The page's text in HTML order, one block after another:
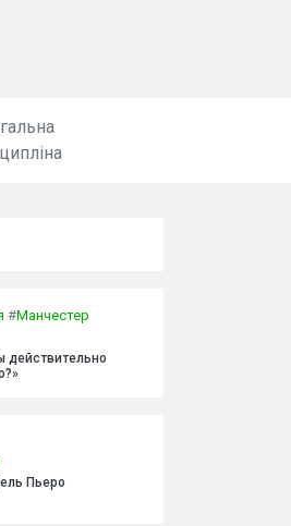
#Манчестер
действительно
Пьеро